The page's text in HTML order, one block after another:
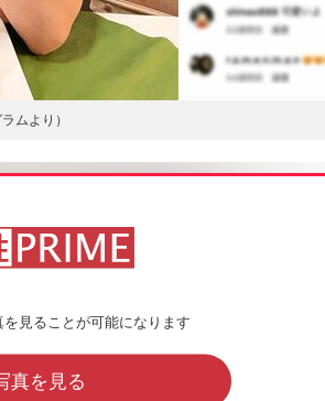
ムより）
見ることが可能になります
真を見る